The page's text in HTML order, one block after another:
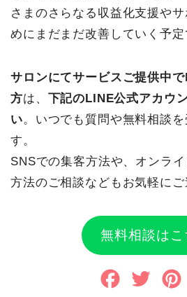
さまのさらなる収益化支援や
めにまだまだ改善していく予定
サロンにてサービスご提供中
方は、 下記のLINE公式アカウ
い。いつでも質問や無料相談
す。
SNSでの集客方法や、オンラ
方法のご相談などもお気軽にご
無料相談はこ